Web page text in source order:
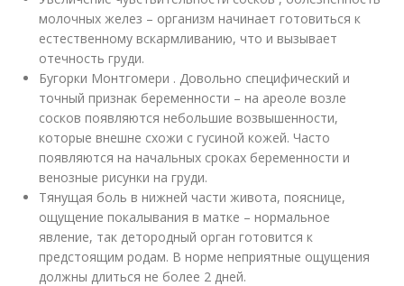
молочных желез – организм начинает готовиться к
естественному вскармливанию, что и вызывает
отечность груди.
Бугорки Монтгомери . Довольно специфический и
точный признак беременности – на ареоле возле
сосков появляются небольшие возвышенности,
которые внешне схожи с гусиной кожей. Часто
появляются на начальных сроках беременности и
венозные рисунки на груди.
Тянущая боль в нижней части живота, пояснице,
ощущение покалывания в матке – нормальное
явление, так детородный орган готовится к
предстоящим родам. В норме неприятные ощущения
должны длиться не более 2 дней.